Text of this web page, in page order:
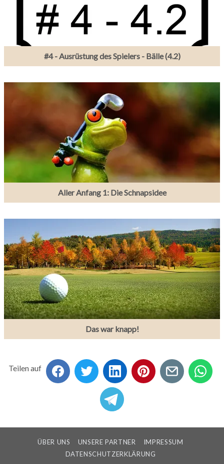
#4 - Ausrüstung des Spielers - Bälle (4.2)
Aller Anfang 1: Die Schnapsidee
Das war knapp!
Teilen auf
ÜBER UNS UNSERE PARTNER
IMPRESSUM
DATENSCHUTZERKLÄRUNG